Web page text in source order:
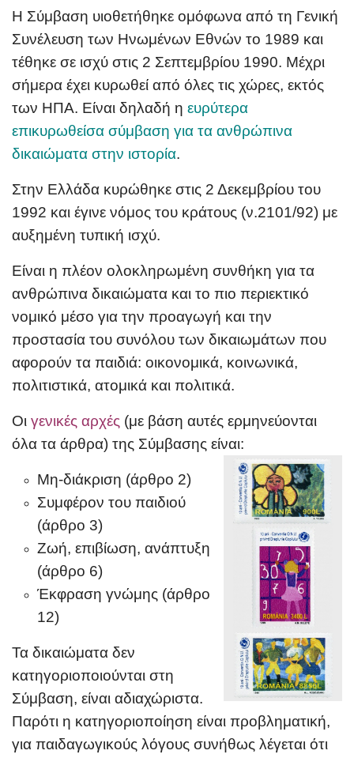
Η Σύμβαση υιοθετήθηκε ομόφωνα από τη Γενική
Συνέλευση των Ηνωμένων Εθνών το 1989 και
τέθηκε σε ισχύ στις 2 Σεπτεμβρίου 1990. Μέχρι
σήμερα έχει κυρωθεί από όλες τις χώρες, εκτός
των ΗΠΑ. Είναι δηλαδή η ευρύτερα
επικυρωθείσα σύμβαση για τα ανθρώπινα
δικαιώματα στην ιστορία.
Στην Ελλάδα κυρώθηκε στις 2 Δεκεμβρίου του
1992 και έγινε νόμος του κράτους (ν.2101/92) με
αυξημένη τυπική ισχύ.
Είναι η πλέον ολοκληρωμένη συνθήκη για τα
ανθρώπινα δικαιώματα και το πιο περιεκτικό
νομικό μέσο για την προαγωγή και την
προστασία του συνόλου των δικαιωμάτων που
αφορούν τα παιδιά: οικονομικά, κοινωνικά,
πολιτιστικά, ατομικά και πολιτικά.
Οι γενικές αρχές (με βάση αυτές ερμηνεύονται
όλα τα άρθρα) της Σύμβασης είναι:
Μη-διάκριση (άρθρο 2)
Συμφέρον του παιδιού
(άρθρο 3)
Ζωή, επιβίωση, ανάπτυξη
(άρθρο 6)
Έκφραση γνώμης (άρθρο
12)
Τα δικαιώματα δεν
κατηγοριοποιούνται στη
Σύμβαση, είναι αδιαχώριστα.
Παρότι η κατηγοριοποίηση είναι προβληματική,
για παιδαγωγικούς λόγους συνήθως λέγεται ότι